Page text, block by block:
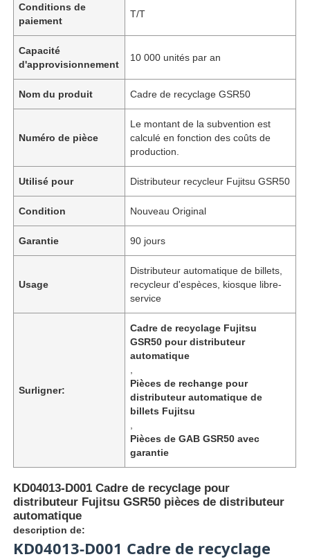
Conditions de
paiement
T/T
Capacité
d'approvisionnement
10 000 unités par an
Nom du produit Cadre de recyclage GSR50
Numéro de pièce
Le montant de la subvention est
calculé en fonction des coûts de
production.
Utilisé pour Distributeur recycleur Fujitsu GSR50
Condition Nouveau Original
Garantie 90 jours
Usage
Distributeur automatique de billets,
recycleur d'espèces, kiosque libre-
service
Surligner:
Cadre de recyclage Fujitsu
GSR50 pour distributeur
automatique
Pièces de rechange pour
distributeur automatique de
billets Fujitsu
Pièces de GAB GSR50 avec
garantie
KD04013-D001 Cadre de recyclage pour
distributeur Fujitsu GSR50 pièces de distributeur
automatique
description de:
KD04013-D001 Cadre de recyclage